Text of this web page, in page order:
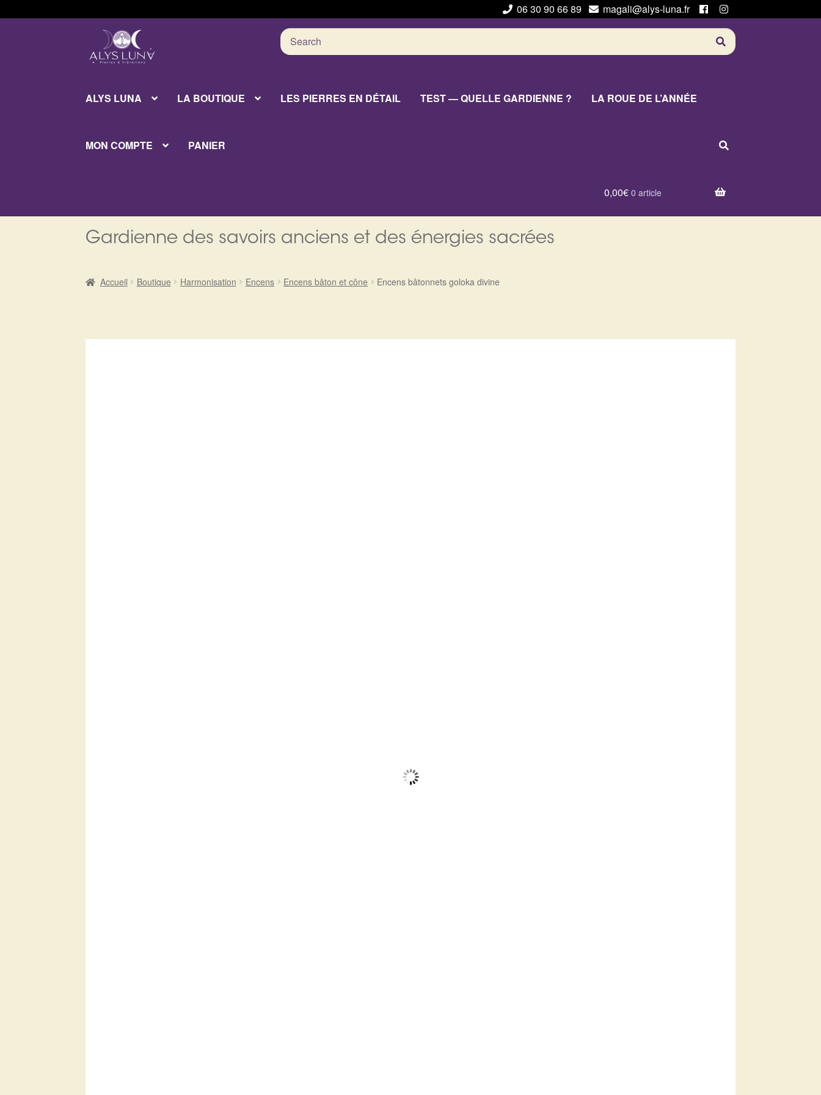
06 30 90 66 89
magali@alys-luna.fr
Aller
la
Aller
au
contenu
Search
for:
ALYS LUNA LA BOUTIQUE LES PIERRES EN DÉTAIL TEST — QUELLE GARDIENNE ? LA ROUE DE L’ANNÉE
MON COMPTE PANIER
0,00€ 0 article
Gardienne des savoirs anciens et des énergies sacrées
Accueil Boutique Harmonisation Encens Encens bâton et cône Encens bâtonnets goloka divine